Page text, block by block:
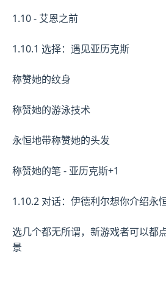
1.10 - 艾恩之前
1.10.1 选择：遇见亚历克斯
称赞她的纹身
称赞她的游泳技术
永恒地带称赞她的头发
称赞她的笔 - 亚历克斯+1
1.10.2 对话：伊德利尔想你介绍永
选几个都无所谓，新游戏者可以都
景